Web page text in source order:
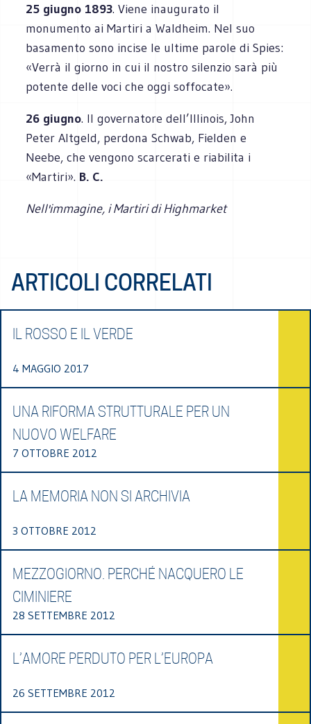
25 giugno 1893. Viene inaugurato il
monumento ai Martiri a Waldheim. Nel suo
basamento sono incise le ultime parole di Spies:
«Verrà il giorno in cui il nostro silenzio sarà più
potente delle voci che oggi soffocate».
26 giugno. Il governatore dell’Illinois, John
Peter Altgeld, perdona Schwab, Fielden e
Neebe, che vengono scarcerati e riabilita i
«Martiri». B. C.
Nell'immagine, i Martiri di Highmarket
ARTICOLI CORRELATI
IL ROSSO E IL VERDE
4 MAGGIO 2017
UNA RIFORMA STRUTTURALE PER UN
NUOVO WELFARE
7 OTTOBRE 2012
LA MEMORIA NON SI ARCHIVIA
3 OTTOBRE 2012
MEZZOGIORNO. PERCHÉ NACQUERO LE
CIMINIERE
28 SETTEMBRE 2012
L’AMORE PERDUTO PER L’EUROPA
26 SETTEMBRE 2012